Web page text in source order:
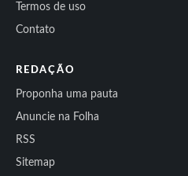
Termos de uso
Contato
REDAÇÃO
Proponha uma pauta
Anuncie na Folha
RSS
Sitemap